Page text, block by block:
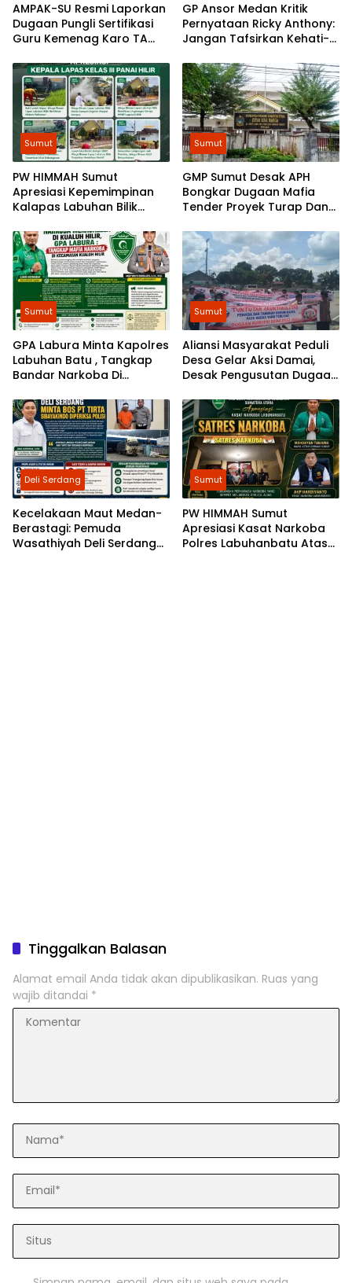
AMPAK-SU Resmi Laporkan
Dugaan Pungli Sertifikasi
Guru Kemenag Karo TA
GP Ansor Medan Kritik
Pernyataan Ricky Anthony:
Jangan Tafsirkan Kehati-
Arogansi
Sumut
​PW HIMMAH Sumut
Apresiasi Kepemimpinan
Kalapas Labuhan Bilik
Pemasyarakatan Humanis
Sumut
GMP Sumut Desak APH
Bongkar Dugaan Mafia
Tender Proyek Turap Dan
SMSL dalam Peredaman
Aksi Mahasiswa Diminta
Diusut
Sumut
GPA Labura Minta Kapolres
Labuhan Batu , Tangkap
Bandar Narkoba Di
Sumut
Aliansi Masyarakat Peduli
Desa Gelar Aksi Damai,
Desak Pengusutan Dugaan
di 8 Desa Kecamatan
Tebing Tinggi
Deli Serdang
Kecelakaan Maut Medan-
Berastagi: Pemuda
Wasathiyah Deli Serdang
Sumut
PW HIMMAH Sumut
Apresiasi Kasat Narkoba
Polres Labuhanbatu Atas
Tinggalkan Balasan
Alamat email Anda tidak akan dipublikasikan. Ruas yang
wajib ditandai *